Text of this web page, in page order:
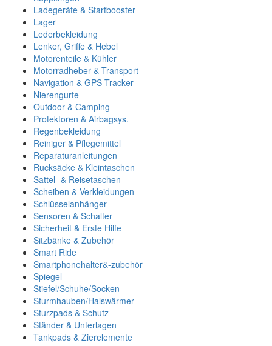
Ladegeräte & Startbooster
Lager
Lederbekleidung
Lenker, Griffe & Hebel
Motorenteile & Kühler
Motorradheber & Transport
Navigation & GPS-Tracker
Nierengurte
Outdoor & Camping
Protektoren & Airbagsys.
Regenbekleidung
Reiniger & Pflegemittel
Reparaturanleitungen
Rucksäcke & Kleintaschen
Sattel- & Reisetaschen
Scheiben & Verkleidungen
Schlüsselanhänger
Sensoren & Schalter
Sicherheit & Erste Hilfe
Sitzbänke & Zubehör
Smart Ride
Smartphonehalter&-zubehör
Spiegel
Stiefel/Schuhe/Socken
Sturmhauben/Halswärmer
Sturzpads & Schutz
Ständer & Unterlagen
Tankpads & Zierelemente